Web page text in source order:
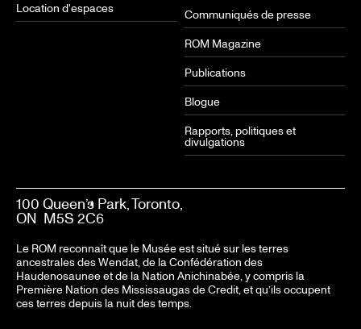
Location d'espaces Communiqués de presse
ROM Magazine
Publications
Blogue
Rapports, politiques et
divulgations
100 Queen’s Park, Toronto,
ON M5S 2C6
Le ROM reconnaît que le Musée est situé sur les terres
ancestrales des Wendat, de la Confédération des
Haudenosaunee et de la Nation Anichinabée, y compris la
Première Nation des Mississaugas de Credit, et qu’ils occupent
ces terres depuis la nuit des temps.